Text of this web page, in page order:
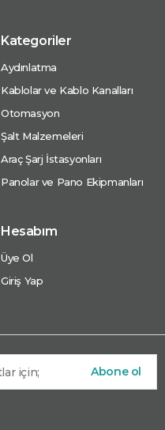
Kategoriler
Aydınlatma
Kablolar ve Kablo Kanalları
Otomasyon
Şalt Malzemeleri
Araç Şarj İstasyonları
Panolar ve Pano Ekipmanları
Hesabım
Üye Ol
Giriş Yap
Abone ol